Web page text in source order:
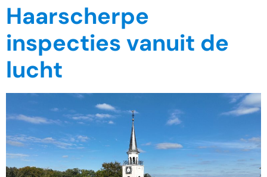
Haarscherpe
inspecties vanuit de
lucht